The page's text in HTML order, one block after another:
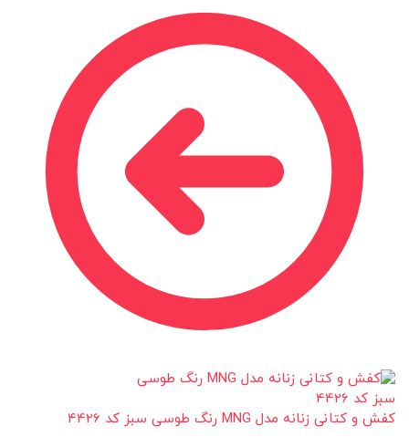
کفش و کتانی زنانه مدل MNG رنگ طوسی سبز کد 4426